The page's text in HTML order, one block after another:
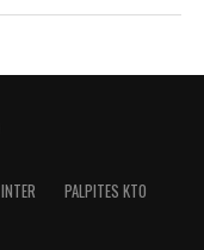
INTER
PALPITES KTO